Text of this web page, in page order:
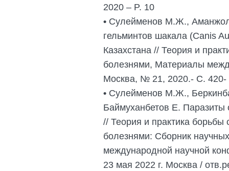
2020 – P. 10
• Сулейменов М.Ж.,
гельминтов шакала (Canis
Казахстана // Теория и
болезнями, Материалы
Москва, № 21, 2020.- С.
• Сулейменов М.Ж.,
Баймуханбетов Е. Паразиты
// Теория и практика борьбы
болезнями: Сборник
международной научной
23 мая 2022 г. Москва /